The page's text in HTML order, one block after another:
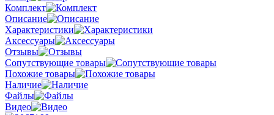
Комплект
Описание
Характеристики
Аксессуары
Отзывы
Сопутствующие товары
Похожие товары
Наличие
Файлы
Видео